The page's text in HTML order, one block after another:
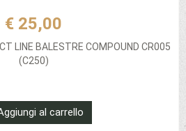
€ 25,00
LINE BALESTRE COMPOUND CR005
(C250)
al carrello